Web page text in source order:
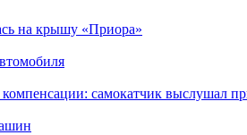
на крышу «Приора»
самокатчик выслушал